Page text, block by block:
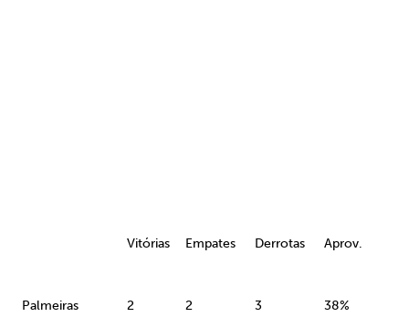
Vitórias Empates Derrotas Aprov.
Palmeiras 2 2 3 38%